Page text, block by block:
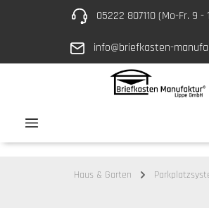
Zum Hauptinhalt springen05222 807110 (Mo-Fr. 9 -
info@briefkasten-
Haus & Garten